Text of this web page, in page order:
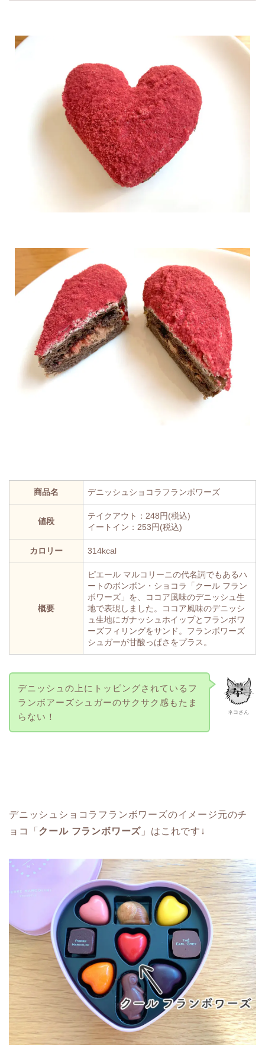
商品名 デニッシュショコラフランボワーズ
値段
テイクアウト：248円(税込)
イートイン：253円(税込)
カロリー 314kcal
概要
ピエール マルコリーニの代名詞でもあるハ
ートのボンボン・ショコラ「クール フラン
ボワーズ」を、ココア風味のデニッシュ生
地で表現しました。ココア風味のデニッシ
ュ生地にガナッシュホイップとフランボワ
ーズフィリングをサンド。フランボワーズ
シュガーが甘酸っぱさをプラス。
ネコさん
デニッシュの上にトッピングされているフ
ランボアーズシュガーのサクサク感もたま
らない！
デニッシュショコラフランボワーズのイメージ元のチ
ョコ「 クール フランボワーズ 」はこれです↓